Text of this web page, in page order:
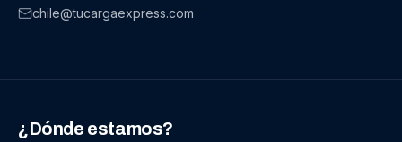
chile@tucargaexpress.com
¿Dónde estamos?